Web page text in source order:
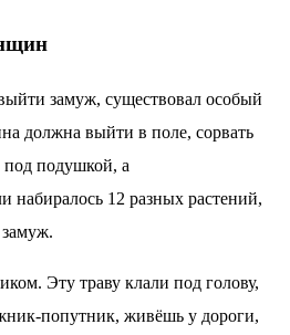
замуж, существовал особый
должна выйти в поле, сорвать
подушкой, а
набиралось 12 разных растений,
Эту траву клали под голову,
попутник, живёшь у дороги,